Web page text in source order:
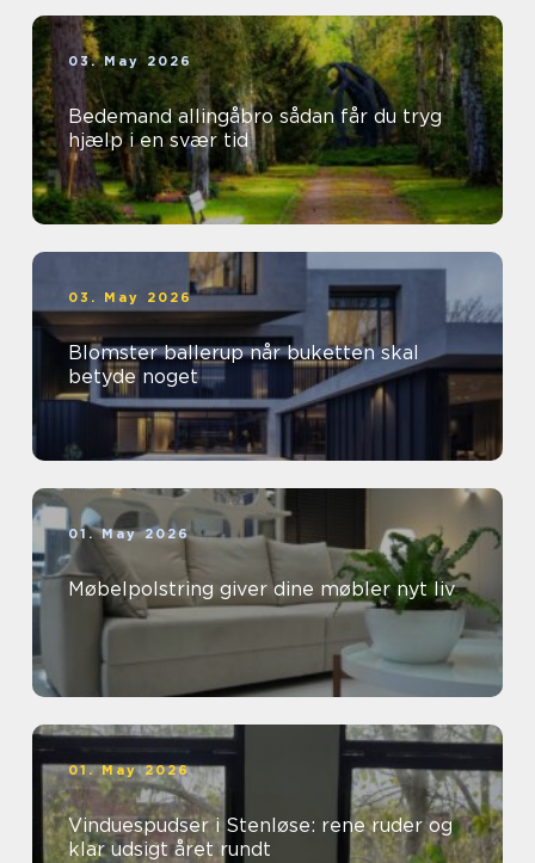
03. May 2026
Bedemand allingåbro sådan får du tryg
hjælp i en svær tid
03. May 2026
Blomster ballerup når buketten skal
betyde noget
01. May 2026
Møbelpolstring giver dine møbler nyt liv
01. May 2026
Vinduespudser i Stenløse: rene ruder og
klar udsigt året rundt